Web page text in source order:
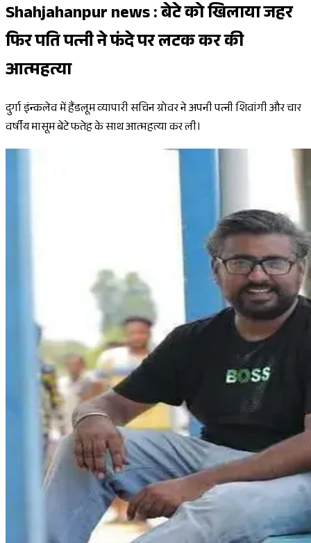
Shahjahanpur news : बेटे को खिलाया जहर
फिर पति पत्नी ने फंदे पर लटक कर की
आत्महत्या
दुर्गा इंन्कलेव में हैंडलूम व्यापारी सचिन ग्रोवर ने अपनी पत्नी शिवांगी और चार
वर्षीय मासूम बेटे फतेह के साथ आत्महत्या कर ली।